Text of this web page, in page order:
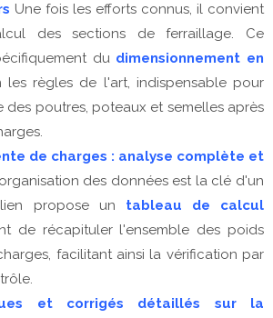
Une fois les efforts connus, il convient
des sections de ferraillage. Ce
du dimensionnement en
les règles de l'art, indispensable pour
des poutres, poteaux et semelles après
de charges : analyse complète et
des données est la clé d'un
propose un tableau de calcul
de récapituler l'ensemble des poids
facilitant ainsi la vérification par
et corrigés détaillés sur la